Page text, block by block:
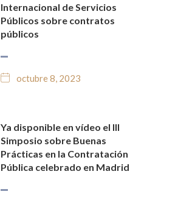
Internacional de Servicios
Públicos sobre contratos
públicos
octubre 8, 2023
NOTICIAS Y BLOG JURÍDICO
Ya disponible en vídeo el III
Simposio sobre Buenas
Prácticas en la Contratación
Pública celebrado en Madrid